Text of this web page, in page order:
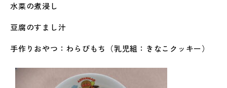
水菜の煮浸し
豆腐のすまし汁
手作りおやつ：わらびもち（乳児組：きなこクッキー）